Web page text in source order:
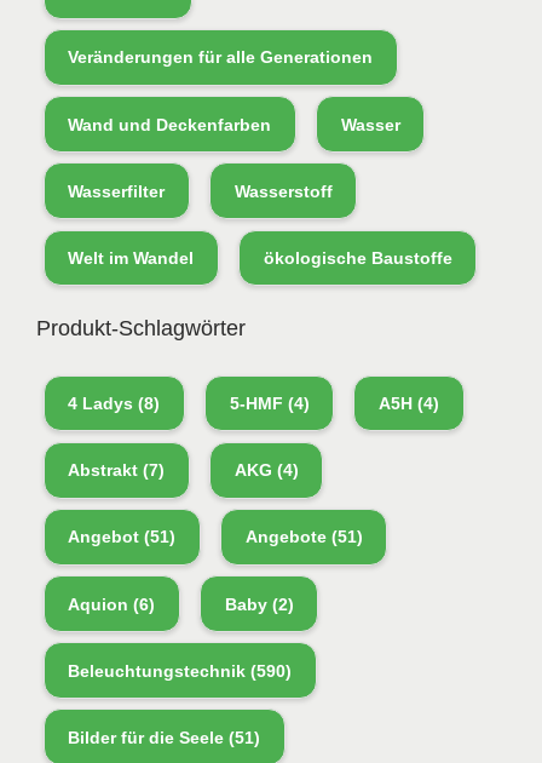
Veränderungen für alle Generationen
Wand und Deckenfarben Wasser
Wasserfilter Wasserstoff
Welt im Wandel ökologische Baustoffe
Produkt-Schlagwörter
4 Ladys (8) 5-HMF (4) A5H(4)
Abstrakt (7) AKG (4)
Angebot (51) Angebote(51)
Aquion (6) Baby(2)
Beleuchtungstechnik (590)
Bilder für die Seele (51)